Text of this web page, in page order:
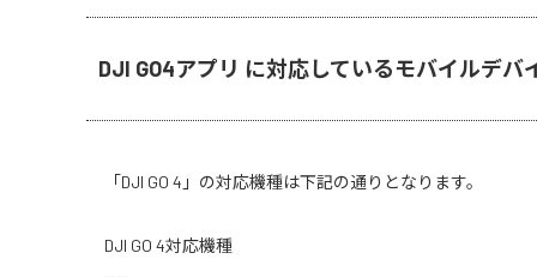
DJI GO4アプリ に対応しているモバイルデバ
「DJI GO 4」の対応機種は下記の通りとなります。
DJI GO 4対応機種